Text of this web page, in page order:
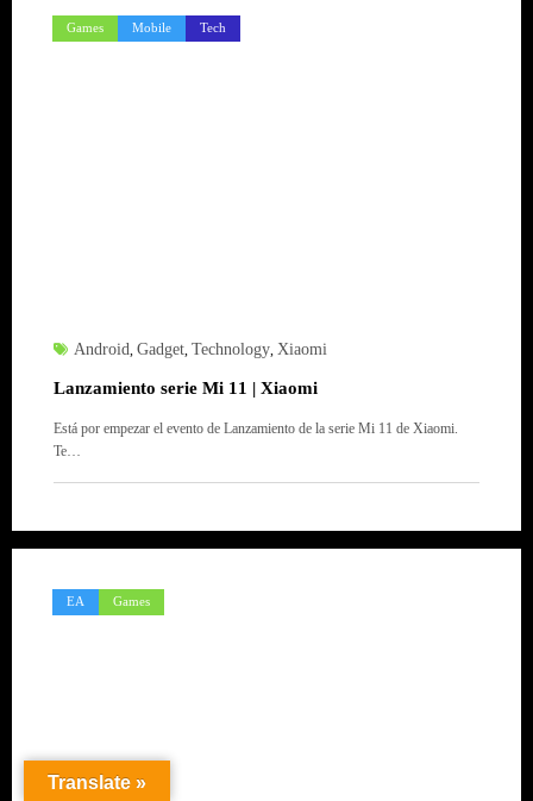
Games Mobile Tech
Android, Gadget, Technology, Xiaomi
Lanzamiento serie Mi 11 | Xiaomi
Está por empezar el evento de Lanzamiento de la serie Mi 11 de Xiaomi.
Te…
EA Games
Translate »